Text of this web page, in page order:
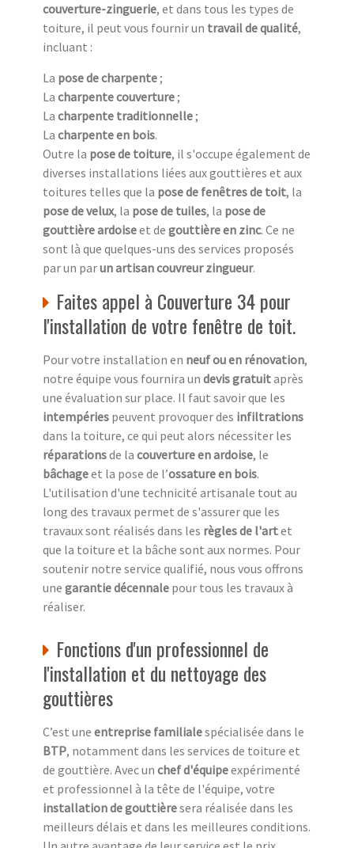
couverture-zinguerie, et dans tous les types de
toiture, il peut vous fournir un travail de qualité,
incluant :
La pose de charpente;
La charpente couverture;
La charpente traditionnelle;
La charpente en bois.
Outre la pose de toiture, il s'occupe également de
diverses installations liées aux gouttières et aux
toitures telles que la pose de fenêtres de toit, la
pose de velux, la pose de tuiles, la pose de
gouttière ardoiseet de gouttière en zinc. Ce ne
sont là que quelques-uns des services proposés
par un parun artisan couvreur zingueur.
Faites appel à Couverture 34 pour
l'installation de votre fenêtre de toit.
Pour votre installation en neuf ou en rénovation,
notre équipe vous fournira un devis gratuitaprès
une évaluation sur place. Il faut savoir que les
intempéries peuvent provoquer des infiltrations
dans la toiture, ce qui peut alors nécessiter les
réparationsde la couverture en ardoise, le
bâchageet la pose de l’ossature en bois.
L'utilisation d'une technicité artisanale tout au
long des travaux permet de s'assurer que les
travaux sont réalisés dans les règles de l'artet
que la toiture et la bâche sont aux normes. Pour
soutenir notre service qualifié, nous vous offrons
une garantie décennale pour tous les travaux à
réaliser.
Fonctions d'un professionnel de
l'installation et du nettoyage des
gouttières
C’est une entreprise familialespécialisée dans le
BTP, notamment dans les services de toiture et
de gouttière. Avec un chef d'équipeexpérimenté
et professionnel à la tête de l'équipe, votre
installation de gouttièresera réalisée dans les
meilleurs délais et dans les meilleures conditions.